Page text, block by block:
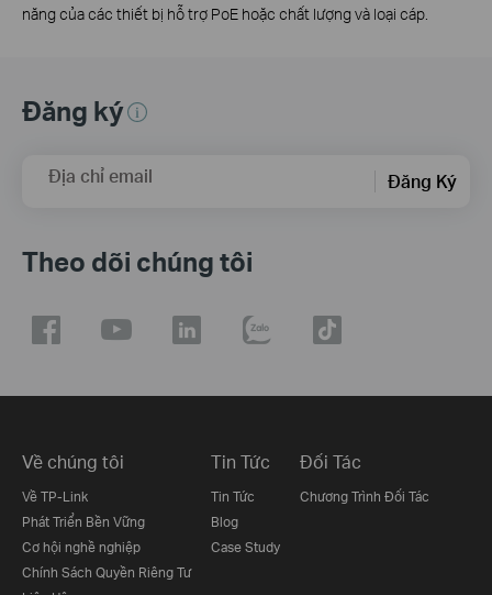
năng của các thiết bị hỗ trợ PoE hoặc chất lượng và loại cáp.
Đăng ký
Địa chỉ email Đăng Ký
Theo dõi chúng tôi
Về chúng tôi
Về TP-Link
Phát Triển Bền Vững
Cơ hội nghề nghiệp
Chính Sách Quyền Riêng Tư
Tin Tức
Tin Tức
Blog
Case Study
Đối Tác
Chương Trình Đối Tác